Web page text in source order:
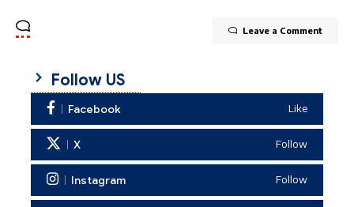
Leave a Comment
Follow US
Facebook Like
X Follow
Instagram Follow